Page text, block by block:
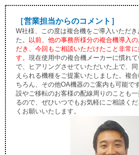
［営業担当からのコメント］
W社様、この度は複合機をご導入いただ
た。
以前、他の事務所様分の複合機導入
だき、今回もご相談いただけたこと非常
す。 現在使用中の複合機メーカーに慣れ
で、ヒアリングさせていただいた上で、
えられる機種をご提案いたしました。複
ちろん、その他OA機器のご案内も可能で
設やご移転のお客様の配線周りのことも
るので、ぜひいつでもお気軽にご相談く
くお願いいたします。